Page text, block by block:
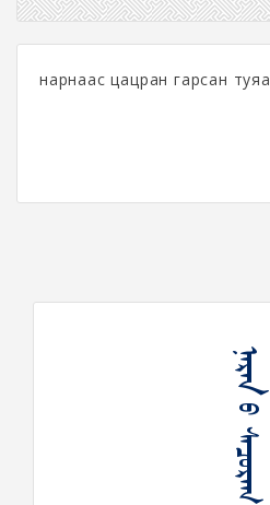
нарнаас цацран гарсан туяа
ᠨᠠᠷᠠᠨ ᠤ ᠰᠠᠴᠤᠷᠠᠭ